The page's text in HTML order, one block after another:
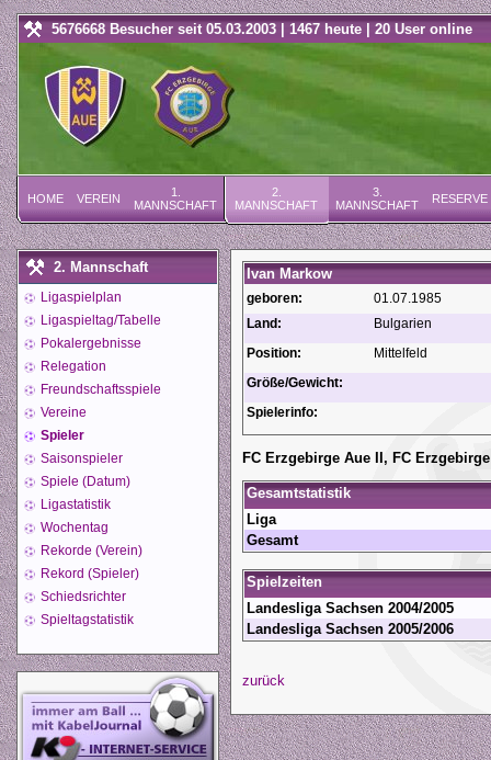
5676668 Besucher seit 05.03.2003 | 1467 heute | 20 User online
HOME VEREIN
1.
MANNSCHAFT
2.
MANNSCHAFT
3.
MANNSCHAFT
RESERVE
2. Mannschaft
Ligaspielplan
Ligaspieltag/Tabelle
Pokalergebnisse
Relegation
Freundschaftsspiele
Vereine
Spieler
Saisonspieler
Spiele (Datum)
Ligastatistik
Wochentag
Rekorde (Verein)
Rekord (Spieler)
Schiedsrichter
Spieltagstatistik
Ivan Markow
geboren:
01.07.1985
Land:
Bulgarien
Position:
Mittelfeld
Größe/Gewicht:
Spielerinfo:
FC Erzgebirge Aue II, FC
Gesamtstatistik
Liga
Gesamt
Spielzeiten
Landesliga Sachsen 2004/2005
Landesliga Sachsen 2005/2006
zurück